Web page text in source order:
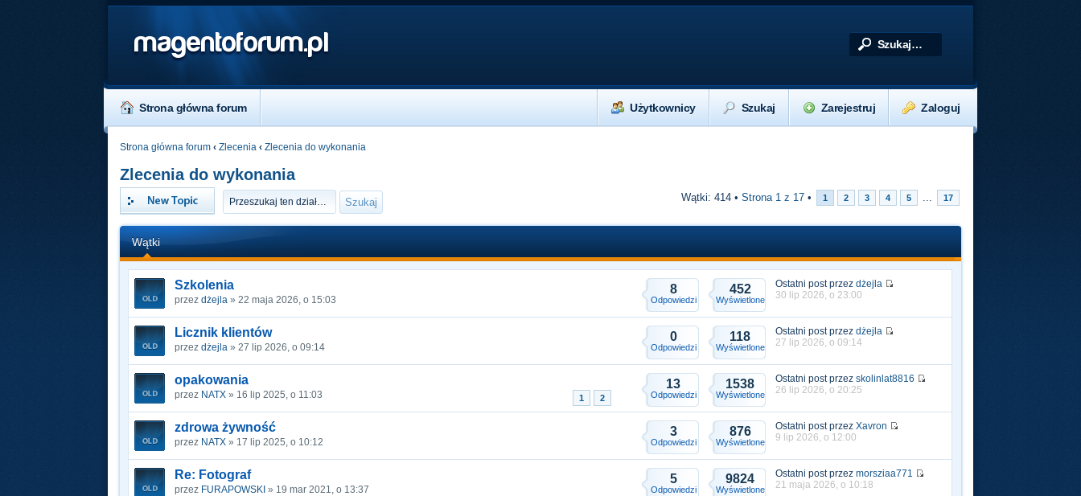
magentoforum.pl
Strona główna forum Zaloguj
Zarejestruj
Szukaj
Użytkownicy
Strona główna forum ‹ Zlecenia ‹ Zlecenia do wykonania
Zlecenia do wykonania
Napisz wątek Wątki: 414 • Strona 1z 17• 1 2 3 4 5 ... 17
Wątki
Szkolenia
przezdżejla » 22 maja 2026, o 15:03
8
Odpowiedzi
452
Wyświetlone
Ostatni post przezdżejla
30 lip 2026, o 23:00
Licznik klientów
przezdżejla » 27 lip 2026, o 09:14
0
Odpowiedzi
118
Wyświetlone
Ostatni post przezdżejla
27 lip 2026, o 09:14
opakowania
1 2
przez NATX » 16 lip 2025, o 11:03
13
Odpowiedzi
1538
Wyświetlone
Ostatni post przezskolinlat8816
26 lip 2026, o 20:25
zdrowa żywność
przez NATX » 17 lip 2025, o 10:12
3
Odpowiedzi
876
Wyświetlone
Ostatni post przezXavron
9 lip 2026, o 12:00
Re: Fotograf
przez FURAPOWSKI » 19 mar 2021, o 13:37
5
Odpowiedzi
9824
Wyświetlone
Ostatni post przezmorsziaa771
21 maja 2026, o 10:18